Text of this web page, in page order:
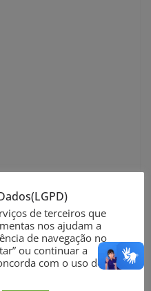
de terceiros que
nos ajudam a
de navegação no
ou continuar a
com o uso de